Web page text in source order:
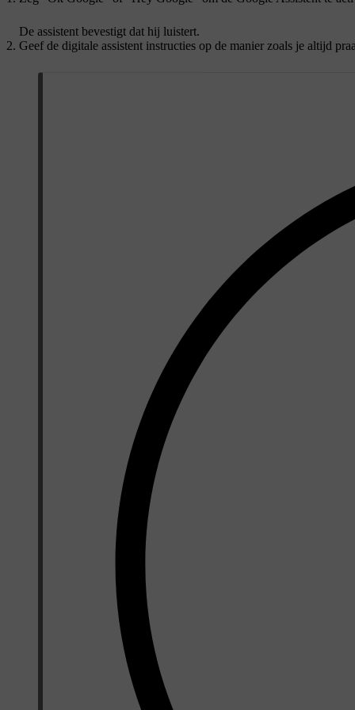
De assistent bevestigt dat hij luistert.
Geef de digitale assistent instructies op de manier zoals je altijd